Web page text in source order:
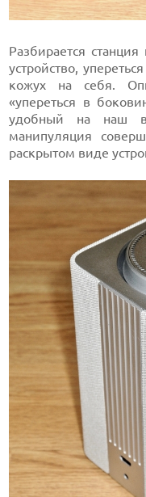
Разбирается
устройство,
кожух на себя.
«упереться в
удобный на наш
манипуляция
раскрытом виде